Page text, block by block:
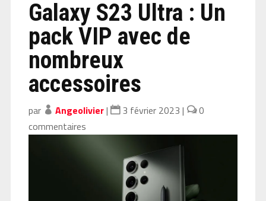
Galaxy S23 Ultra : Un
pack VIP avec de
nombreux
accessoires
par Angeolivier| 3 février 2023 |
0
commentaires